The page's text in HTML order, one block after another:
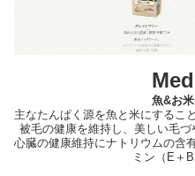
魚&お
主なたんぱく源を魚と米にするこ
被毛の健康を維持し、美しい毛
心臓の健康維持にナトリウムの含
ミン（E＋